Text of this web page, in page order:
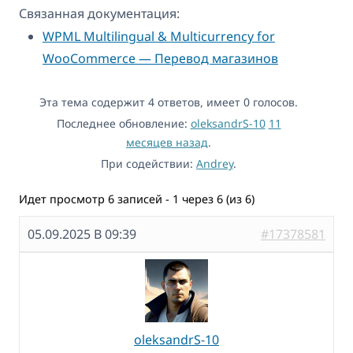
Связанная документация:
WPML Multilingual & Multicurrency for
WooCommerce — Перевод магазинов
Эта тема содержит 4 ответов, имеет 0 голосов.
Последнее обновление: oleksandrS-10 11
месяцев назад.
При содействии: Andrey.
Идет просмотр 6 записей - 1 через 6 (из 6)
05.09.2025 В 09:39 #17378581
oleksandrS-10